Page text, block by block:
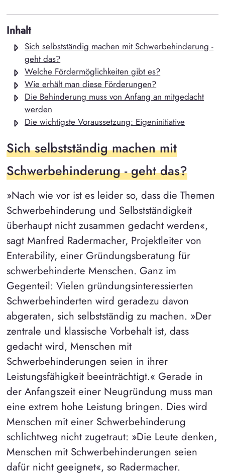
Inhalt
Sich selbstständig machen mit Schwerbehinderung -
geht das?
Welche Fördermöglichkeiten gibt es?
Wie erhält man diese Förderungen?
Die Behinderung muss von Anfang an mitgedacht
werden
Die wichtigste Voraussetzung: Eigeninitiative
Sich selbstständig machen mit
Schwerbehinderung - geht das?
»Nach wie vor ist es leider so, dass die Themen
Schwerbehinderung und Selbstständigkeit
überhaupt nicht zusammen gedacht werden«,
sagt Manfred Radermacher, Projektleiter von
Enterability, einer Gründungsberatung für
schwerbehinderte Menschen. Ganz im
Gegenteil: Vielen gründungsinteressierten
Schwerbehinderten wird geradezu davon
abgeraten, sich selbstständig zu machen. »Der
zentrale und klassische Vorbehalt ist, dass
gedacht wird, Menschen mit
Schwerbehinderungen seien in ihrer
Leistungsfähigkeit beeinträchtigt.« Gerade in
der Anfangszeit einer Neugründung muss man
eine extrem hohe Leistung bringen. Dies wird
Menschen mit einer Schwerbehinderung
schlichtweg nicht zugetraut: »Die Leute denken,
Menschen mit Schwerbehinderungen seien
dafür nicht geeignet«, so Radermacher.